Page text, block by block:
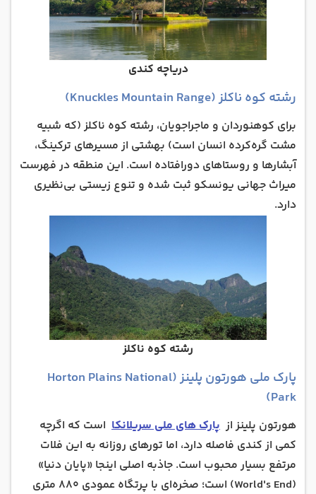
دریاچه کندی
رشته کوه ناکلز (Knuckles Mountain Range)
برای کوهنوردان و ماجراجویان، رشته کوه ناکلز (که شبیه
مشت گره‌کرده انسان است) بهشتی از مسیرهای ترکینگ،
آبشارها و روستاهای دورافتاده است. این منطقه در فهرست
میراث جهانی یونسکو ثبت شده و تنوع زیستی بی‌نظیری
دارد.
رشته کوه ناکلز
پارک ملی هورتون پلینز (Horton Plains National
Park)
هورتون پلینز از پارک های ملی سریلانکا است که اگرچه
کمی از کندی فاصله دارد، اما تورهای روزانه به این فلات
مرتفع بسیار محبوب است. جاذبه اصلی اینجا «پایان دنیا»
(World's End) است؛ صخره‌ای با پرتگاه عمودی ۸۸۰ متری